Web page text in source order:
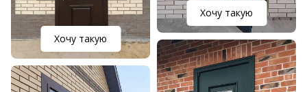
Хочу такую
Хочу такую